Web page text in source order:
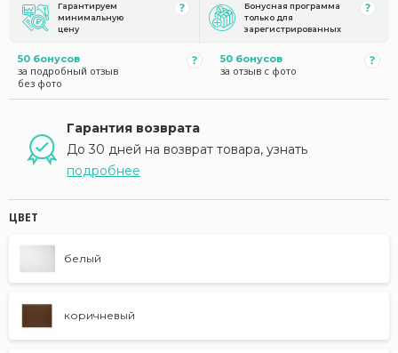
Гарантируем
минимальную
цену
Бонусная программа
только для
зарегистрированных
50 бонусов
за подробный отзыв
без фото
50 бонусов
за отзыв с фото
Гарантия возврата
До 30 дней на возврат товара, узнать
подробнее
ЦВЕТ
белый
коричневый